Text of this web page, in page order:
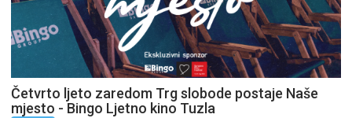
Četvrto ljeto zaredom Trg slobode postaje Naše
mjesto - Bingo Ljetno kino Tuzla